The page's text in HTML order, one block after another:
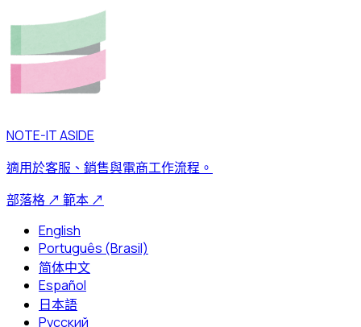
NOTE-IT ASIDE
適用於客服、銷售與電商工作流程。
部落格 ↗ 範本 ↗
English
Português (Brasil)
简体中文
Español
日本語
Русский